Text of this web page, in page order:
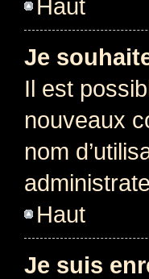
Haut
Je
Il est
nouveaux
nom
Haut
Je suis